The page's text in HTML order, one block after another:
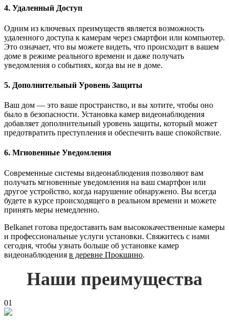
4. Удаленный Доступ
Одним из ключевых преимуществ является возможность
удаленного доступа к камерам через смартфон или компьютер.
Это означает, что вы можете видеть, что происходит в вашем
доме в режиме реального времени и даже получать
уведомления о событиях, когда вы не в доме.
5. Дополнительный Уровень Защиты
Ваш дом — это ваше пространство, и вы хотите, чтобы оно
было в безопасности. Установка камер видеонаблюдения
добавляет дополнительный уровень защиты, который может
предотвратить преступления и обеспечить ваше спокойствие.
6. Мгновенные Уведомления
Современные системы видеонаблюдения позволяют вам
получать мгновенные уведомления на ваш смартфон или
другое устройство, когда нарушение обнаружено. Вы всегда
будете в курсе происходящего в реальном времени и можете
принять меры немедленно.
Belkanet готова предоставить вам высококачественные камеры
и профессиональные услуги установки. Свяжитесь с нами
сегодня, чтобы узнать больше об установке камер
видеонаблюдения в деревне Прокшино.
Наши преимущества
01